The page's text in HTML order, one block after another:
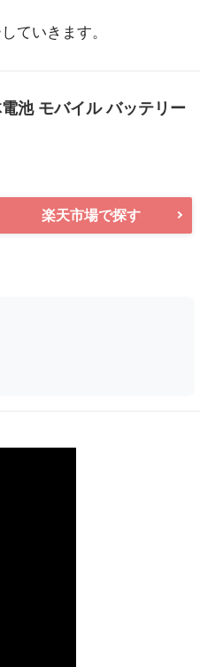
ていきます。
池 モバイル バッテリー
楽天市場で探す